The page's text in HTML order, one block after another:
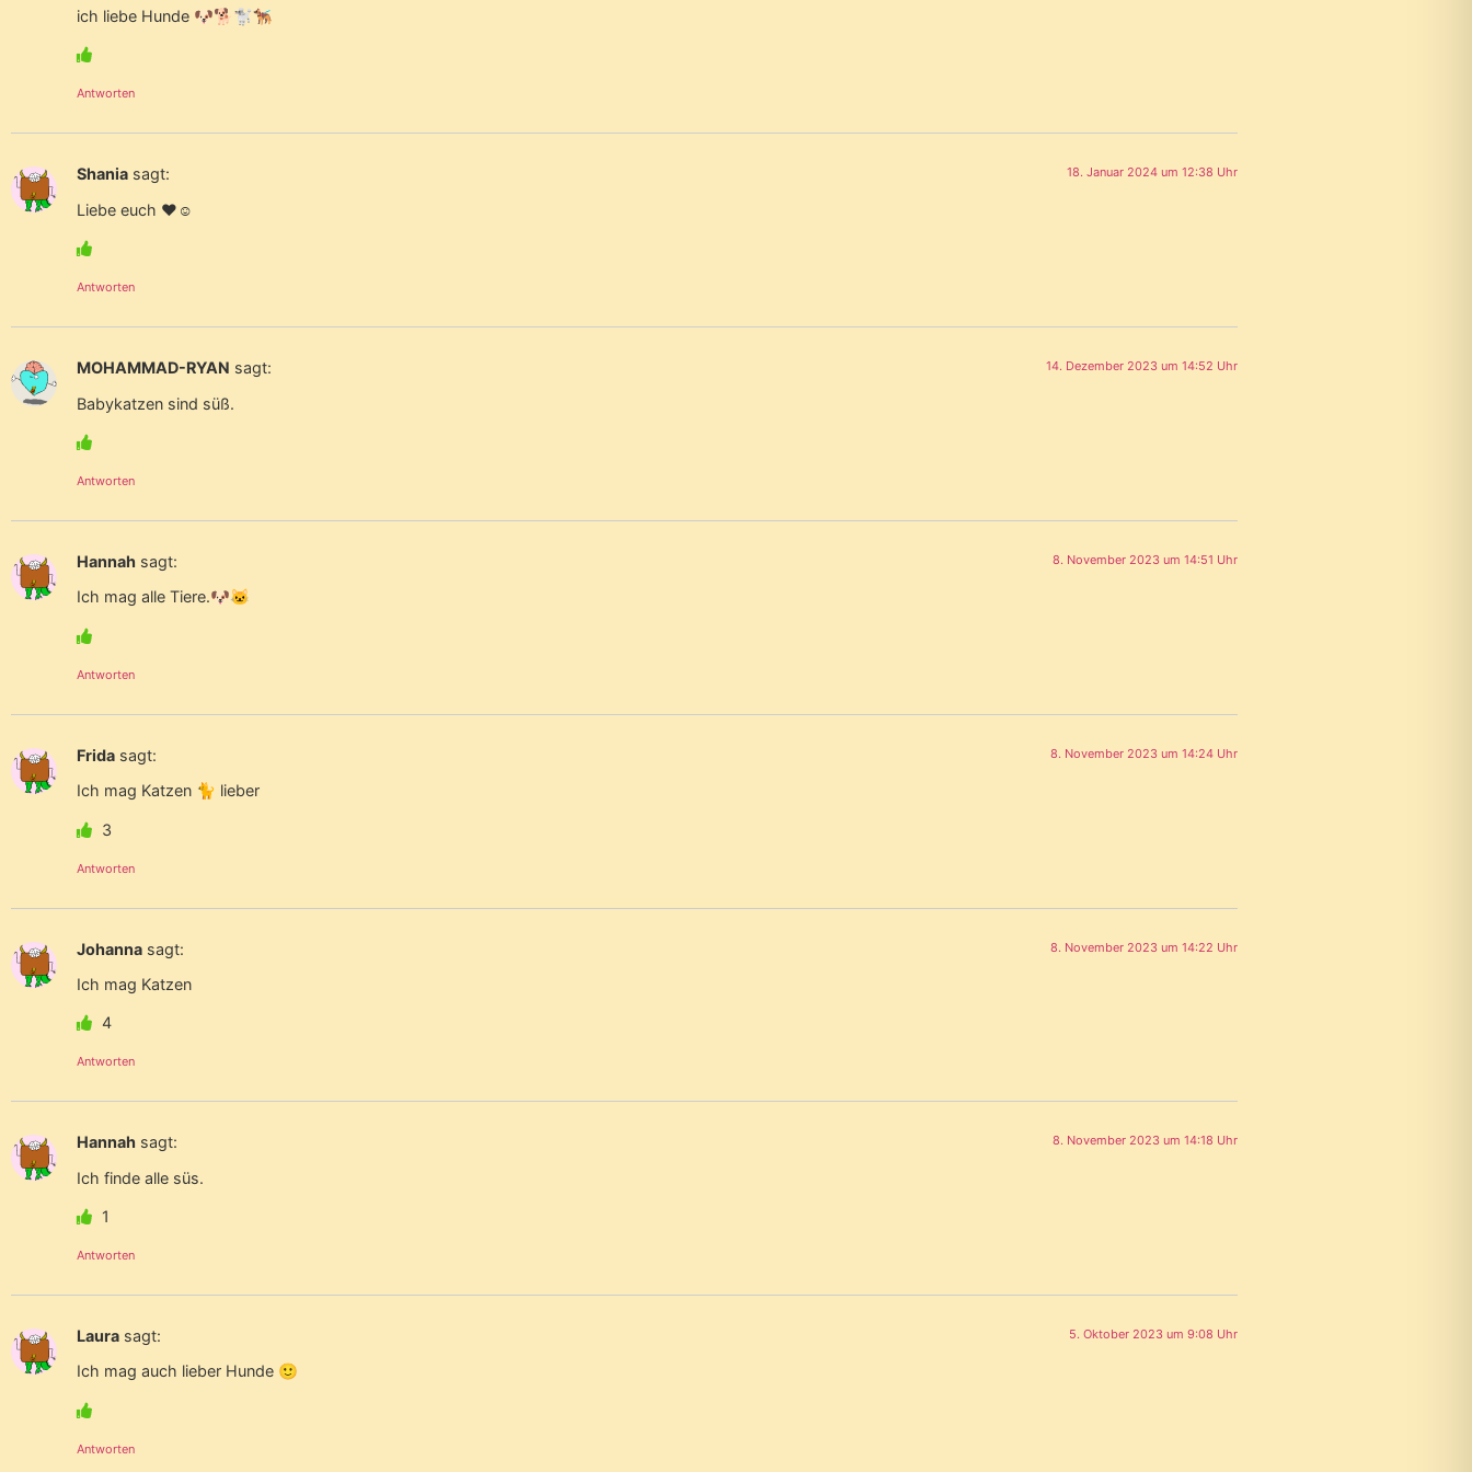
ich liebe Hunde 🐶🐕🐩🐕‍🦺
Antworten
Shania sagt: 18. Januar 2024 um 12:38 Uhr
Liebe euch ❤️☺️
Antworten
MOHAMMAD-RYAN sagt: 14. Dezember 2023 um 14:52 Uhr
Babykatzen sind süß.
Antworten
Hannah sagt: 8. November 2023 um 14:51 Uhr
Ich mag alle Tiere.🐶🐱
Antworten
Frida sagt: 8. November 2023 um 14:24 Uhr
Ich mag Katzen 🐈 lieber
3
Antworten
Johanna sagt: 8. November 2023 um 14:22 Uhr
Ich mag Katzen
4
Antworten
Hannah sagt: 8. November 2023 um 14:18 Uhr
Ich finde alle süs.
1
Antworten
Laura sagt: 5. Oktober 2023 um 9:08 Uhr
Ich mag auch lieber Hunde 🙂
Antworten